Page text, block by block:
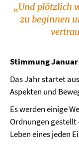
„Und plötzlich
zu beginnen
Stimmung Januar
Das Jahr startet
Aspekten und
Es werden einige
Ordnungen
Leben eines jeden